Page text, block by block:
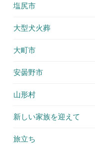
塩尻市
大型犬火葬
大町市
安曇野市
山形村
新しい家族を迎えて
旅立ち